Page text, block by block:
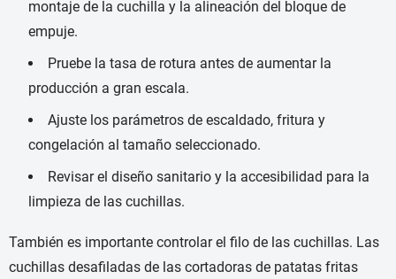
montaje de la cuchilla y la alineación del bloque de
empuje.
Pruebe la tasa de rotura antes de aumentar la
producción a gran escala.
Ajuste los parámetros de escaldado, fritura y
congelación al tamaño seleccionado.
Revisar el diseño sanitario y la accesibilidad para la
limpieza de las cuchillas.
También es importante controlar el filo de las cuchillas. Las
cuchillas desafiladas de las cortadoras de patatas fritas